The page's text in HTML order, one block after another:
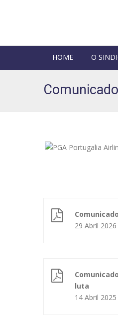
HOME O
29 Abril 2026
luta
14 Abril 2025